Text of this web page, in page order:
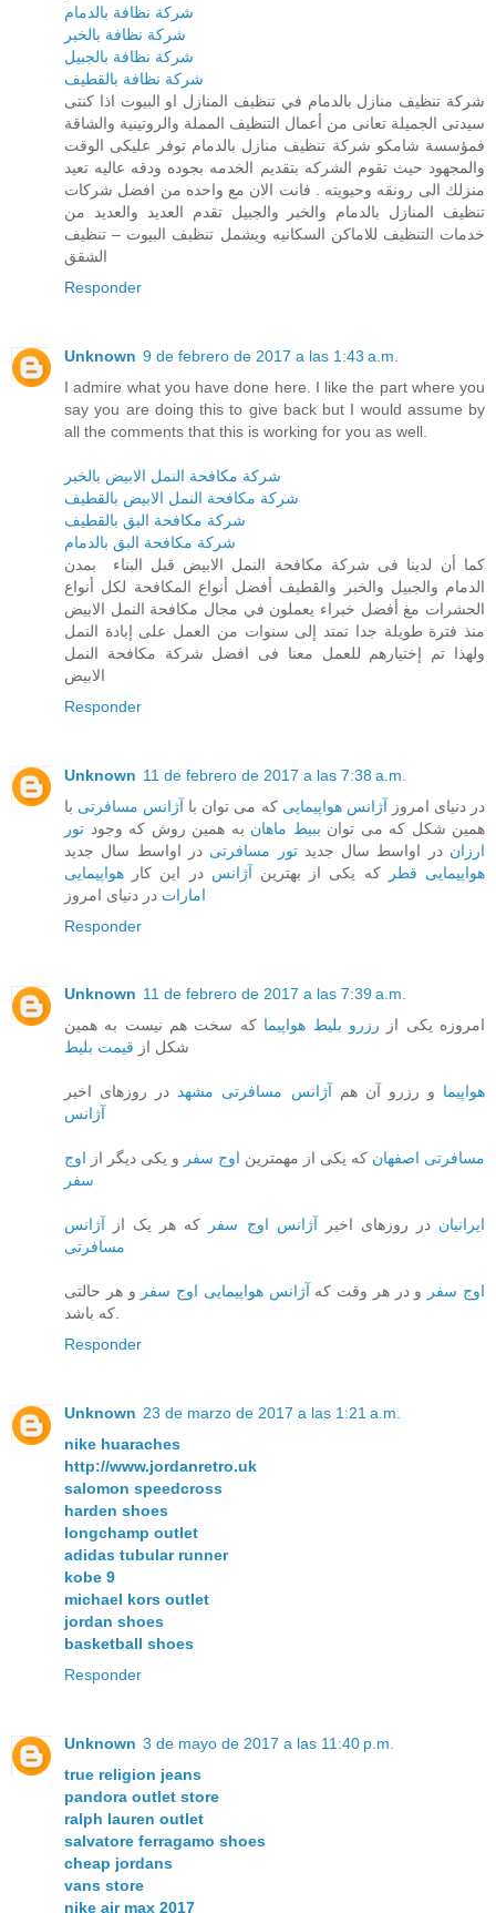
شركة نظافة بالدمام
شركة نظافة بالخبر
شركة نظافة بالجبيل
شركة نظافة بالقطيف
شركة تنظيف منازل بالدمام في تنظيف المنازل او البيوت اذا كنتى
سيدتى الجميلة تعانى من أعمال التنظيف المملة والروتينية والشاقة
فمؤسسة شامكو شركة تنظيف منازل بالدمام توفر عليكى الوقت
والمجهود حيث تقوم الشركه بتقديم الخدمه بجوده ودقه عاليه تعيد
منزلك الى رونقه وحيويته . فانت الان مع واحده من افضل شركات
تنظيف المنازل بالدمام والخبر والجبيل تقدم العديد والعديد من
خدمات التنظيف للاماكن السكانيه ويشمل تنظيف البيوت – تنظيف
الشقق
Responder
Unknown 9 de febrero de 2017 a las 1:43 a.m.
I admire what you have done here. I like the part where you
say you are doing this to give back but I would assume by
all the comments that this is working for you as well.
شركة مكافحة النمل الابيض بالخبر
شركة مكافحة النمل الابيض بالقطيف
شركة مكافحة البق بالقطيف
شركة مكافحة البق بالدمام
كما أن لدينا فى شركة مكافحة النمل الابيض قبل البناء بمدن
الدمام والجبيل والخبر والقطيف أفضل أنواع المكافحة لكل أنواع
الحشرات مغ أفضل خبراء يعملون في مجال مكافحة النمل الابيض
منذ فترة طويلة جدا تمتد إلى سنوات من العمل على إبادة النمل
ولهذا تم إختيارهم للعمل معنا فى افضل شركة مكافحة النمل
الابيض
Responder
Unknown 11 de febrero de 2017 a las 7:38 a.m.
در دنیای امروزآژانس هواپیمایی که می توان با آژانس مسافرتی با
همین شکل که می توان ببیط ماهان به همین روش که وجود تور
ارزان در اواسط سال جدیدتور مسافرتی در اواسط سال جدید
هواپیمایی قطر
که یکی از بهترینآژانس در این کار هواپیمایی
امارات در دنیای امروز
Responder
Unknown 11 de febrero de 2017 a las 7:39 a.m.
امروزه یکی از رزرو بلیط هواپیما که سخت هم نیست به همین
شکل از قیمت بلیط
هواپیما و رزرو آن هم آژانس مسافرتی مشهددر روزهای اخیر
آژانس
مسافرتی اصفهان که یکی از مهمترین اوج سفر و یکی دیگر از اوج
سفر
ایرانیان در روزهای اخیر آژانس اوج سفر که هر یک از آژانس
مسافرتی
اوج سفر و در هر وقت که آژانس هواپیمایی اوج سفر و هر حالتی
که باشد.
Responder
Unknown 23 de marzo de 2017 a las 1:21 a.m.
nike huaraches
http://www.jordanretro.uk
salomon speedcross
harden shoes
longchamp outlet
adidas tubular runner
kobe 9
michael kors outlet
jordan shoes
basketball shoes
Responder
Unknown 3 de mayo de 2017 a las 11:40 p.m.
true religion jeans
pandora outlet store
ralph lauren outlet
salvatore ferragamo shoes
cheap jordans
vans store
nike air max 2017